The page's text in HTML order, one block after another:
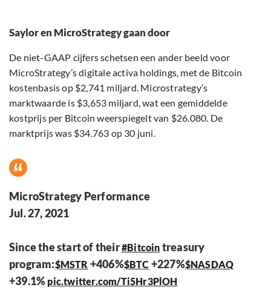
Saylor en MicroStrategy gaan door
De niet-GAAP cijfers schetsen een ander beeld voor
MicroStrategy’s digitale activa holdings, met de Bitcoin
kostenbasis op $2,741 miljard. Microstrategy’s
marktwaarde is $3,653 miljard, wat een gemiddelde
kostprijs per Bitcoin weerspiegelt van $26.080. De
marktprijs was $34.763 op 30 juni.
MicroStrategy Performance
Jul. 27, 2021
Since the start of their#Bitcoin treasury
program:$MSTR +406%$BTC +227%$NASDAQ
+39.1% pic.twitter.com/Ti5Hr3PlOH